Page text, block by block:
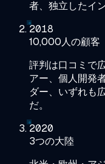
者、独立したイ
2018
10,000人の顧客
評判は口コミで
アー、個人開発
ダー、いずれも
だ。
2020
3つの大陸